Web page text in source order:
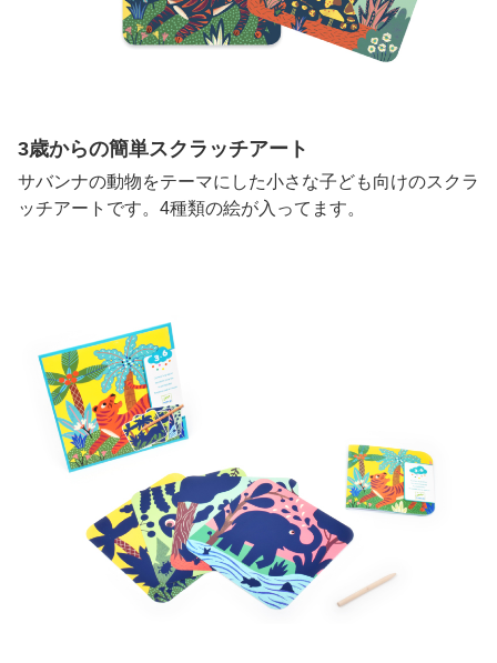
3歳からの簡単スクラッチアート
サバンナの動物をテーマにした小さな子ども向けのスクラ
ッチアートです。4種類の絵が入ってます。